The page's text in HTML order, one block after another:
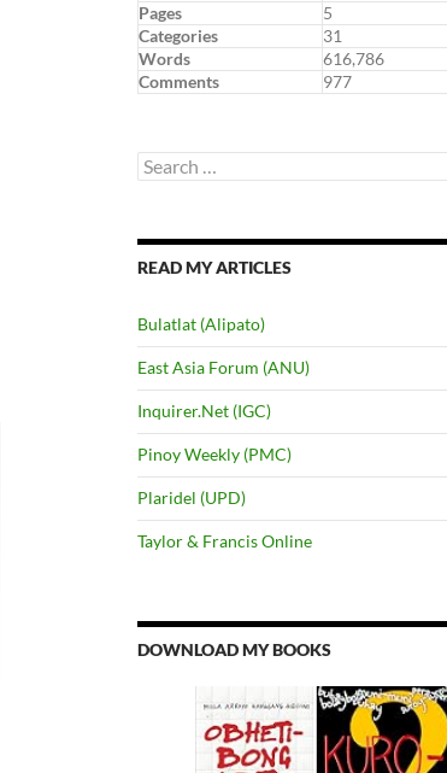
Pages
5
Categories
31
Words
616,786
Comments
977
Search
for:
READ MY ARTICLES
Bulatlat (Alipato)
East Asia Forum (ANU)
Inquirer.Net (IGC)
Pinoy Weekly (PMC)
Plaridel (UPD)
Taylor & Francis Online
DOWNLOAD MY BOOKS